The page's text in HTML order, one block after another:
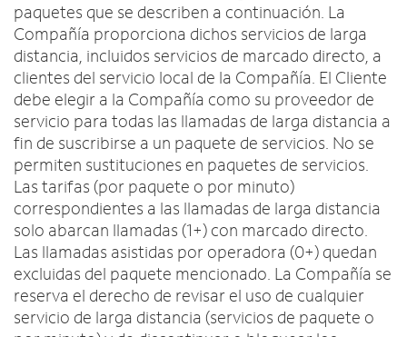
paquetes que se describen a continuación. La
Compañía proporciona dichos servicios de larga
distancia, incluidos servicios de marcado directo, a
clientes del servicio local de la Compañía. El Cliente
debe elegir a la Compañía como su proveedor de
servicio para todas las llamadas de larga distancia a
fin de suscribirse a un paquete de servicios. No se
permiten sustituciones en paquetes de servicios.
Las tarifas (por paquete o por minuto)
correspondientes a las llamadas de larga distancia
solo abarcan llamadas (1+) con marcado directo.
Las llamadas asistidas por operadora (0+) quedan
excluidas del paquete mencionado. La Compañía se
reserva el derecho de revisar el uso de cualquier
servicio de larga distancia (servicios de paquete o